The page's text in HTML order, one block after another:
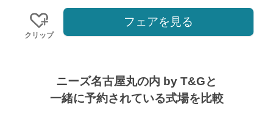
クリップ
フェアを見る
ニーズ名古屋丸の内 by T&Gと
一緒に予約されている式場を比較